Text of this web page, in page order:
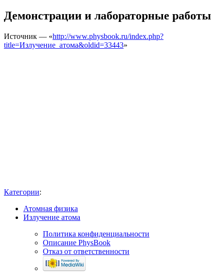
Демонстрации и лабораторные работы
Источник — «http://www.physbook.ru/index.php?
title=Излучение_атома&oldid=33443»
Категории:
Атомная физика
Излучение атома
Политика конфиденциальности
Описание PhysBook
Отказ от ответственности